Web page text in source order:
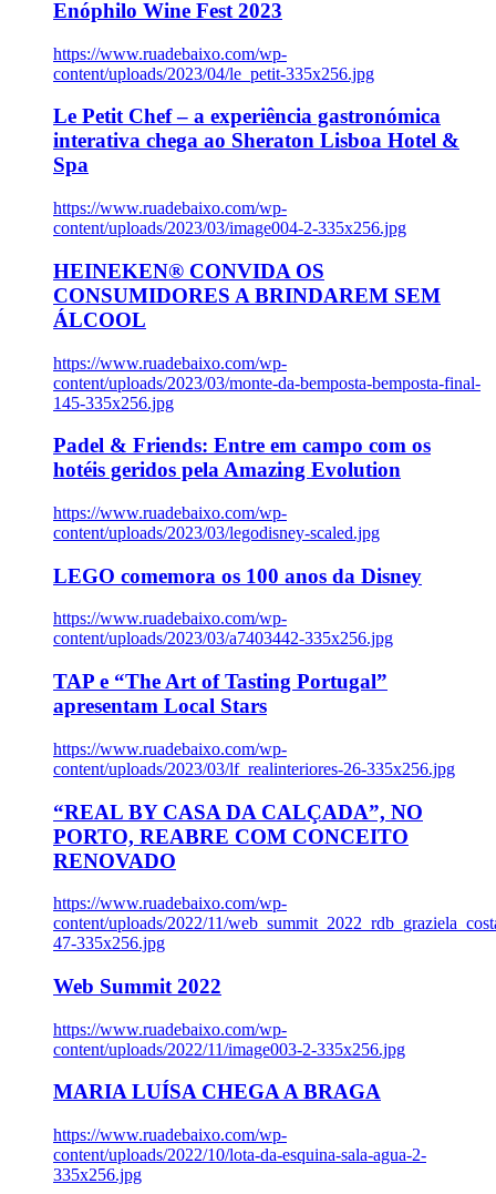
Enóphilo Wine Fest 2023
https://www.ruadebaixo.com/wp-
content/uploads/2023/04/le_petit-335x256.jpg
Le Petit Chef – a experiência gastronómica
interativa chega ao Sheraton Lisboa Hotel &
Spa
https://www.ruadebaixo.com/wp-
content/uploads/2023/03/image004-2-335x256.jpg
HEINEKEN® CONVIDA OS
CONSUMIDORES A BRINDAREM SEM
ÁLCOOL
https://www.ruadebaixo.com/wp-
content/uploads/2023/03/monte-da-bemposta-bemposta-final-
145-335x256.jpg
Padel & Friends: Entre em campo com os
hotéis geridos pela Amazing Evolution
https://www.ruadebaixo.com/wp-
content/uploads/2023/03/legodisney-scaled.jpg
LEGO comemora os 100 anos da Disney
https://www.ruadebaixo.com/wp-
content/uploads/2023/03/a7403442-335x256.jpg
TAP e “The Art of Tasting Portugal”
apresentam Local Stars
https://www.ruadebaixo.com/wp-
content/uploads/2023/03/lf_realinteriores-26-335x256.jpg
“REAL BY CASA DA CALÇADA”, NO
PORTO, REABRE COM CONCEITO
RENOVADO
https://www.ruadebaixo.com/wp-
content/uploads/2022/11/
47-335x256.jpg
Web Summit 2022
https://www.ruadebaixo.com/wp-
content/uploads/2022/11/image003-2-335x256.jpg
MARIA LUÍSA CHEGA A BRAGA
https://www.ruadebaixo.com/wp-
content/uploads/2022/10/lota-da-esquina-sala-agua-2-
335x256.jpg